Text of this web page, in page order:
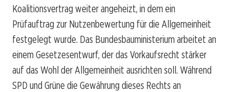
Koalitionsvertrag weiter angeheizt, in dem ein
Prüfauftrag zur Nutzenbewertung für die Allgemeinheit
festgelegt wurde. Das Bundesbauministerium arbeitet an
einem Gesetzesentwurf, der das Vorkaufsrecht stärker
auf das Wohl der Allgemeinheit ausrichten soll. Während
SPD und Grüne die Gewährung dieses Rechts an